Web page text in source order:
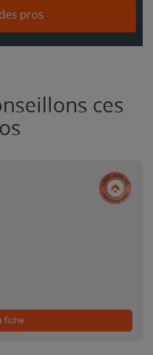
pros
ces
fiche